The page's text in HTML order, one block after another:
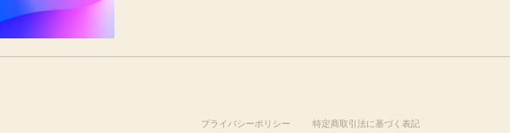
プライバシーポリシー 特定商取引法に基づく表記